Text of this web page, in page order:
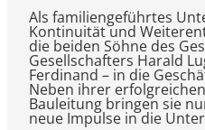
Als familiengeführtes
Kontinuität und
die beiden Söhne des
Gesellschafters Harald
Ferdinand – in die
Neben ihrer
Bauleitung bringen sie
neue Impulse in die